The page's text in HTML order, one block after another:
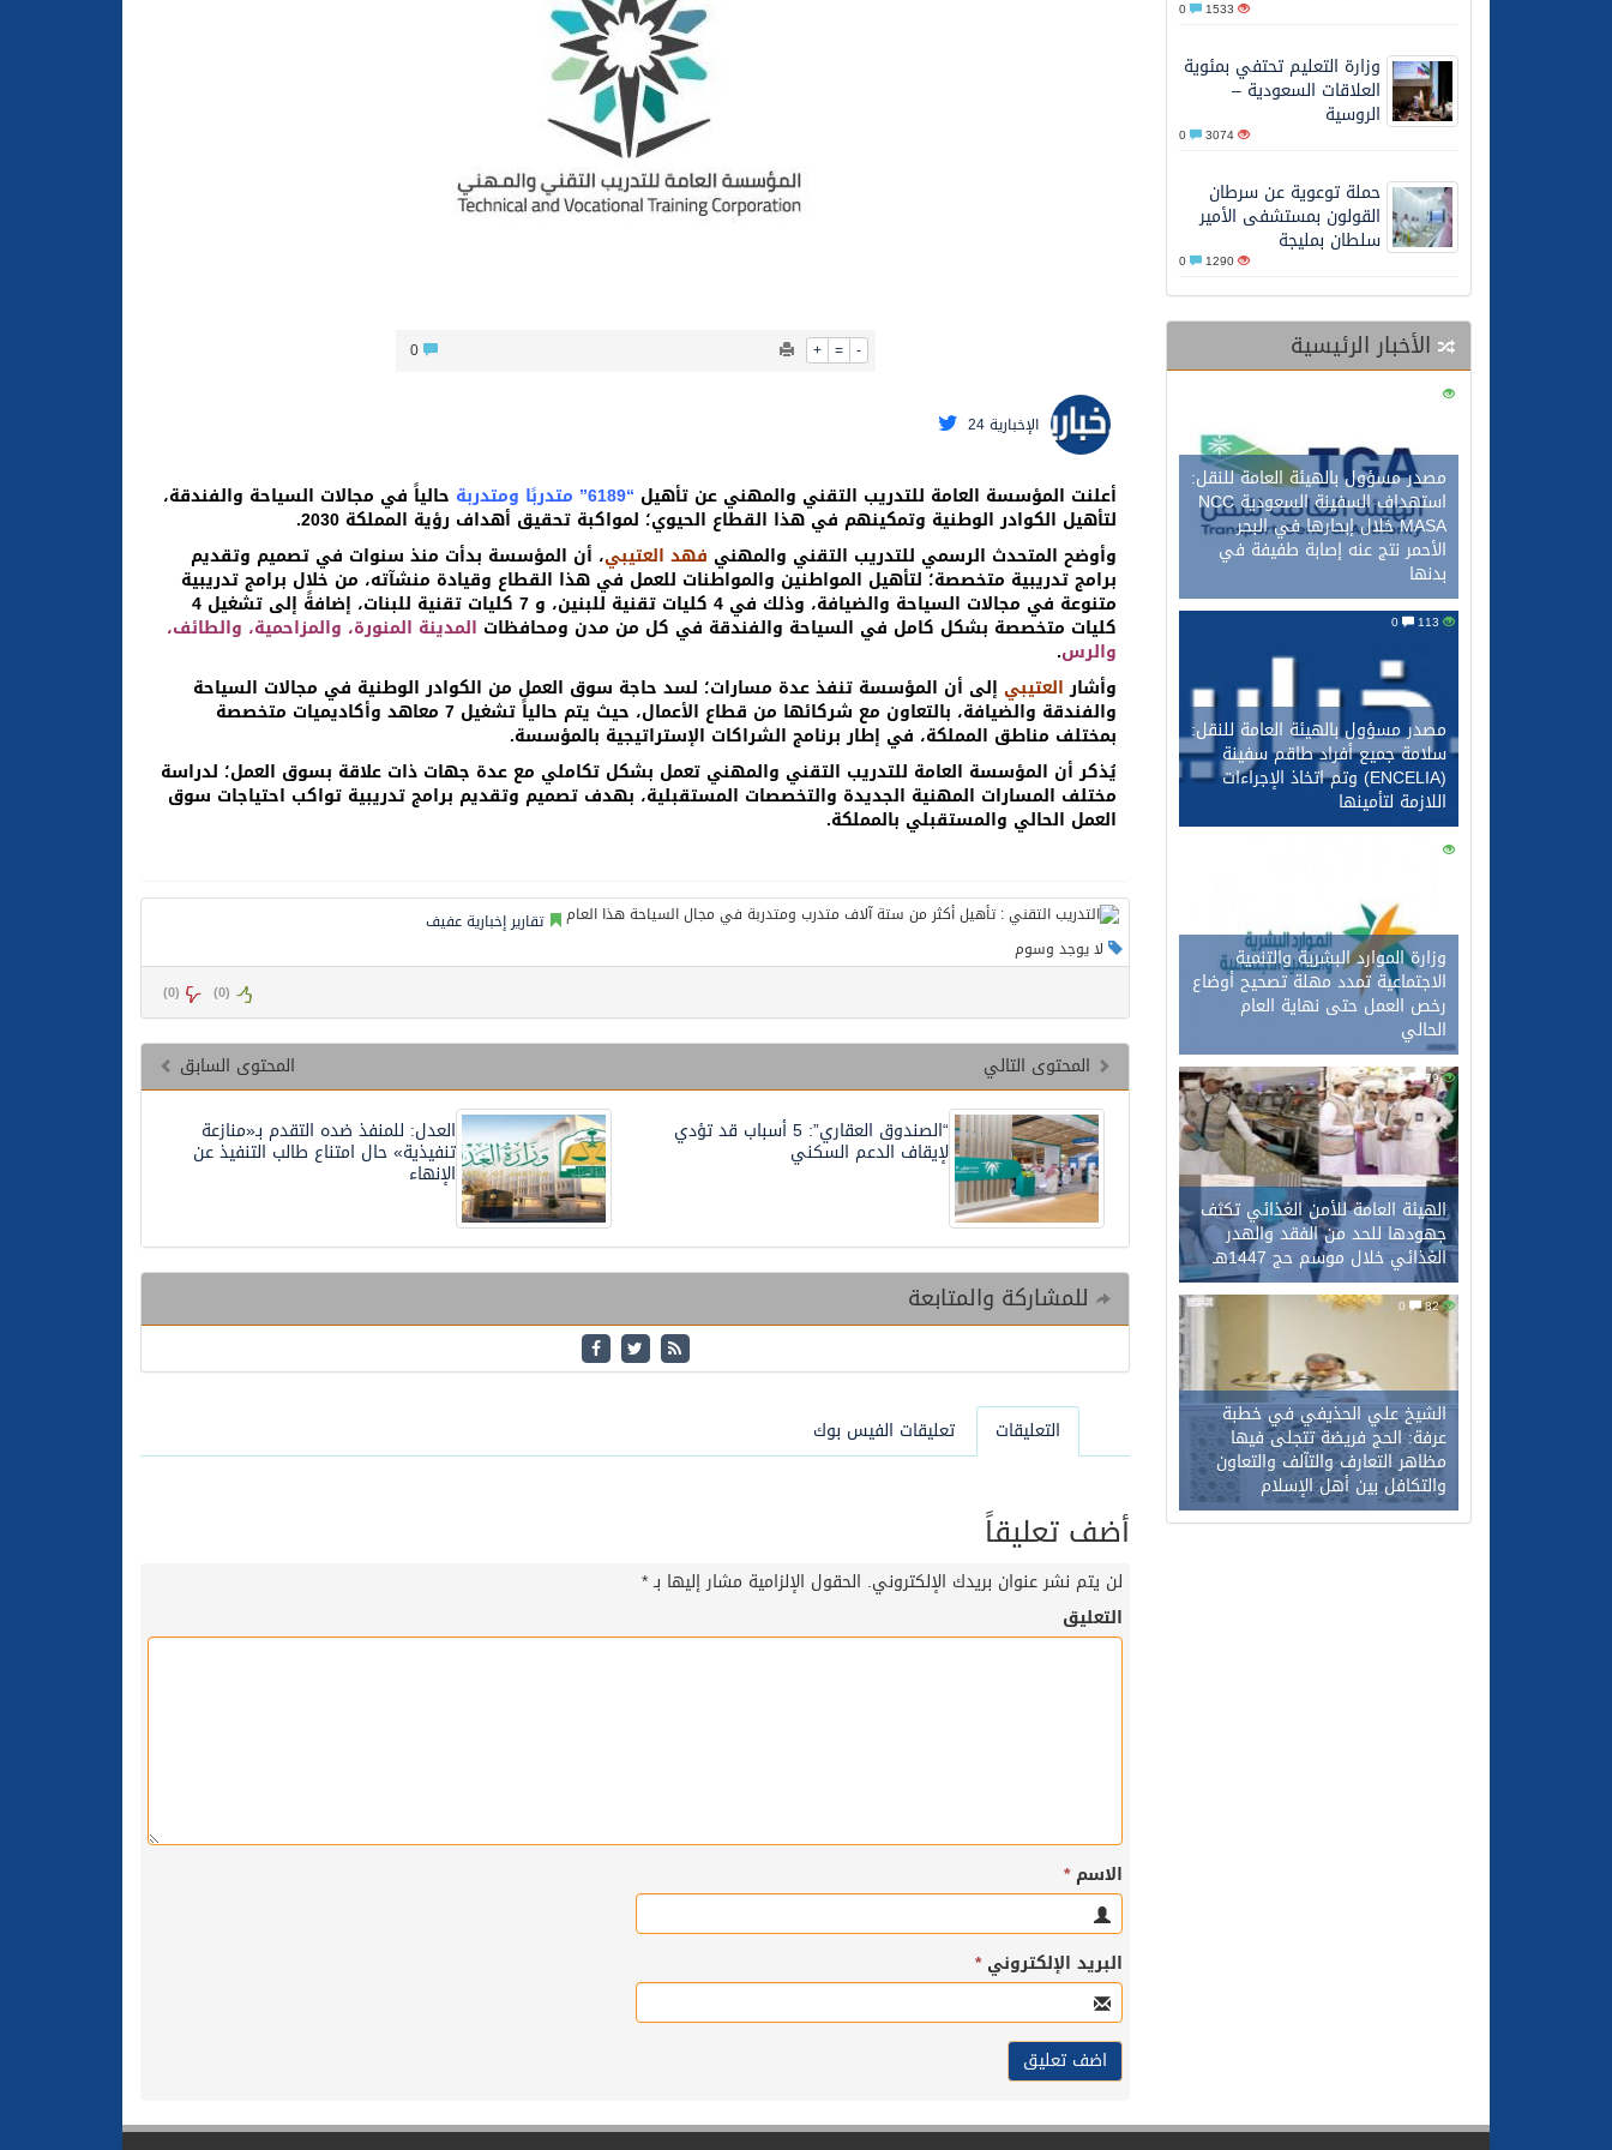
الشيخ علي الحذيفي في خطبة عرفة: الحج فريضة تتجلى فيها مظاهر التعارف والتآلف والتعاون والتكافل بين أهل الإسلام
1533
وزارة التعليم تحتفي بمئوية
العلاقات السعودية –
الروسية
3074
حملة توعوية عن سرطان
القولون بمستشفى الأمير
سلطان بمليجة
1290
الأخبار الرئيسية
127
مصدر مسؤول بالهيئة العامة للنقل:
استهداف السفينة السعودية NCC
MASA خلال إبحارها في البحر
الأحمر نتج عنه إصابة طفيفة في
بدنها
مصدر مسؤول بالهيئة العامة للنقل:
سلامة جميع أفراد طاقم سفينة
(ENCELIA) وتم اتخاذ الإجراءات
اللازمة لتأمينها
99
وزارة الموارد البشرية والتنمية
الاجتماعية تمدد مهلة تصحيح أوضاع
رخص العمل حتى نهاية العام
الحالي
79
0
الهيئة العامة للأمن الغذائي تكثف
جهودها للحد من الفقد والهدر
الغذائي خلال موسم حج 1447هـ
82
الشيخ علي الحذيفي في خطبة
عرفة: الحج فريضة تتجلى فيها
مظاهر التعارف والتآلف والتعاون
والتكافل بين أهل الإسلام
+ = -
0
الإخبارية 24
أعلنت المؤسسة العامة للتدريب التقني والمهني عن تأهيل “6189” متدربًا ومتدربة حالياً في مجالات السياحة والفندقة،
لتأهيل الكوادر الوطنية وتمكينهم في هذا القطاع الحيوي؛ لمواكبة تحقيق أهداف رؤية المملكة 2030.
وأوضح المتحدث الرسمي للتدريب التقني والمهني فهد العتيبي، أن المؤسسة بدأت منذ سنوات في تصميم وتقديم
برامج تدريبية متخصصة؛ لتأهيل المواطنين والمواطنات للعمل في هذا القطاع وقيادة منشآته، من خلال برامج تدريبية
متنوعة في مجالات السياحة والضيافة، وذلك في 4 كليات تقنية للبنين، و 7 كليات تقنية للبنات، إضافةً إلى تشغيل 4
كليات متخصصة بشكل كامل في السياحة والفندقة في كل من مدن ومحافظات المدينة المنورة، والمزاحمية، والطائف،
والرس.
وأشارالعتيبي إلى أن المؤسسة تنفذ عدة مسارات؛ لسد حاجة سوق العمل من الكوادر الوطنية في مجالات السياحة
والفندقة والضيافة، بالتعاون مع شركائها من قطاع الأعمال، حيث يتم حالياً تشغيل 7 معاهد وأكاديميات متخصصة
بمختلف مناطق المملكة، في إطار برنامج الشراكات الإستراتيجية بالمؤسسة.
يُذكر أن المؤسسة العامة للتدريب التقني والمهني تعمل بشكل تكاملي مع عدة جهات ذات علاقة بسوق العمل؛ لدراسة
مختلف المسارات المهنية الجديدة والتخصصات المستقبلية، بهدف تصميم وتقديم برامج تدريبية تواكب احتياجات سوق
العمل الحالي والمستقبلي بالمملكة.
تقارير إخبارية عفيف
لا يوجد وسوم
(
0
) (
0
)
المحتوى السابق
المحتوى التالي
العدل: للمنفذ ضده التقدم بـ«منازعة
تنفيذية» حال امتناع طالب التنفيذ عن
الإنهاء
“الصندوق العقاري”: 5 أسباب قد تؤدي
لإيقاف الدعم السكني
للمشاركة والمتابعة
التعليقات تعليقات الفيس بوك
أضف تعليقاً
لن يتم نشر عنوان بريدك الإلكتروني. الحقول الإلزامية مشار إليها بـ*
التعليق
الاسم*
البريد الإلكتروني*